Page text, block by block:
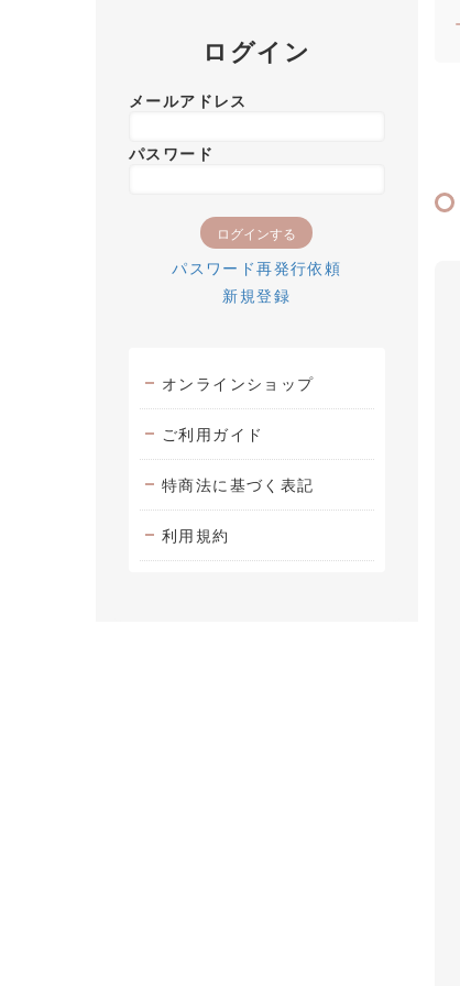
ログイン
メールアドレス
パスワード
パスワード再発行依頼
新規登録
オンラインショップ
ご利用ガイド
特商法に基づく表記
利用規約